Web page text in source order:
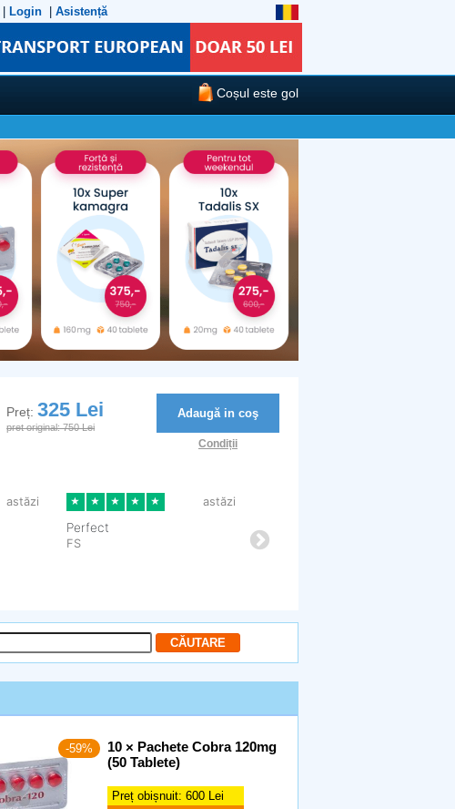
Login Asistență
Coșul este gol
Preț:325 Lei
pret original: 750 Lei
Adaugă in coş
Condiții
-59%
10 × Pachete Cobra 120mg
(50 Tablete)
Preț obișnuit: 600 Lei